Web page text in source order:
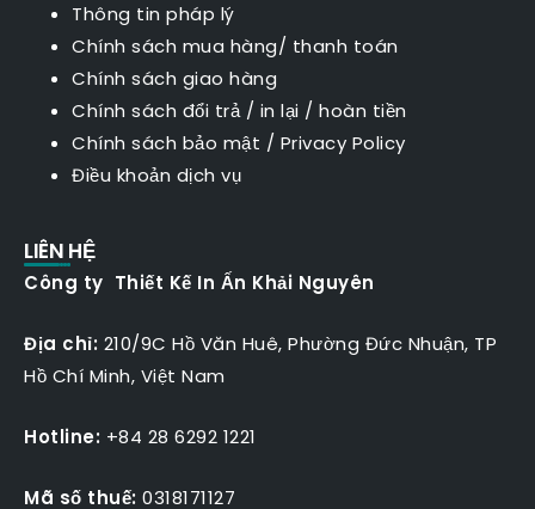
Thông tin pháp lý
Chính sách mua hàng/ thanh toán
Chính sách giao hàng
Chính sách đổi trả / in lại / hoàn tiền
Chính sách bảo mật / Privacy Policy
Điều khoản dịch vụ
LIÊN HỆ
Công ty Thiết Kế In Ấn Khải Nguyên
Địa chỉ: 210/9C Hồ Văn Huê, Phường Đức Nhuận, TP
Hồ Chí Minh, Việt Nam
Hotline: +84 28 6292 1221
Mã số thuế: 0318171127